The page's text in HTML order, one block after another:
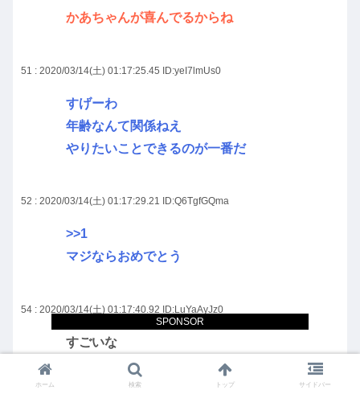
SPONSOR
かあちゃんが喜んでるからね
51 : 2020/03/14(土) 01:17:25.45 ID:yeI7lmUs0
すげーわ
年齢なんて関係ねえ
やりたいことできるのが一番だ
52 : 2020/03/14(土) 01:17:29.21 ID:Q6TgfGQma
>>1
マジならおめでとう
54 : 2020/03/14(土) 01:17:40.92 ID:LuYaAyJz0
すごいな
何がすごいかわからんが絵はええよね
ホーム 検索 トップ サイドバー